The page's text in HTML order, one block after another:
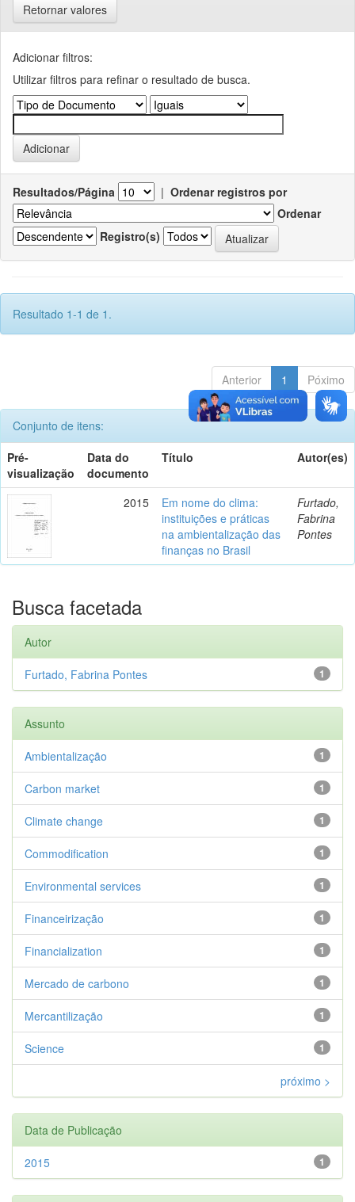
Retornar valores
Adicionar filtros:
Utilizar filtros para refinar o resultado de busca.
Resultados/Página | Ordenar registros por
Ordenar
Registro(s)
Resultado 1-1 de 1.
Anterior 1 Póximo
Conjunto de itens:
Pré-
visualização
Data do
documento
Título Autor(es)
2015
Em nome do clima:
instituições e práticas
na ambientalização das
finanças no Brasil
Furtado,
Fabrina
Pontes
Busca facetada
Autor
1
Furtado, Fabrina Pontes
Assunto
1
Ambientalização
1
Carbon market
1
Climate change
1
Commodification
1
Environmental services
1
Financeirização
1
Financialization
1
Mercado de carbono
1
Mercantilização
1
Science
próximo >
Data de Publicação
1
2015